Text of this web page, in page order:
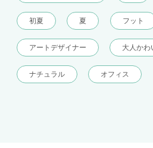
初夏 夏 フット
アートデザイナー 大人かわ
ナチュラル オフィス